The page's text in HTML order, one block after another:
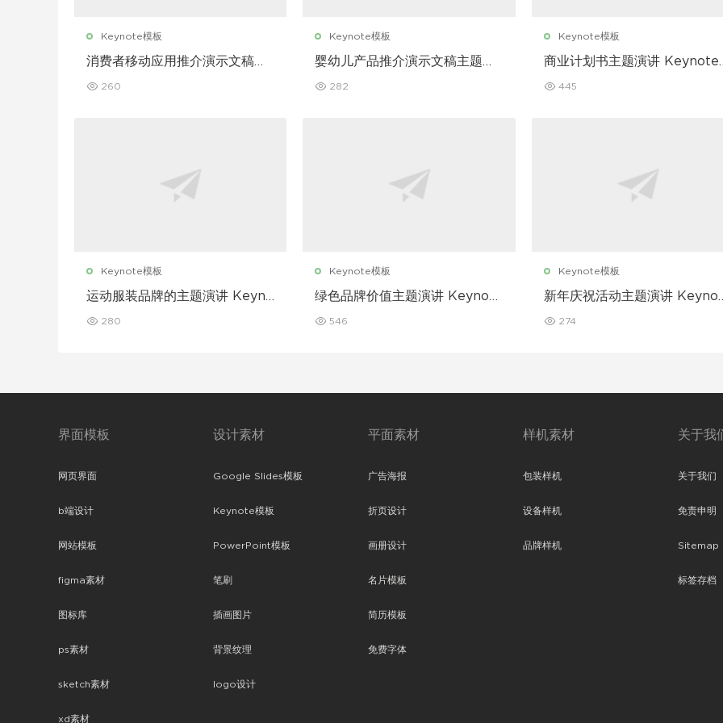
Keynote模板
消费者移动应用推介演示文稿主
260
Keynote模板
婴幼儿产品推介演示文稿主题演
282
Keynote模板
商业计划书主题演讲 Keynote
445
Keynote模板
运动服装品牌的主题演讲 Keyno
280
Keynote模板
绿色品牌价值主题演讲 Keynote
546
Keynote模板
新年庆祝活动主题演讲
274
界面模板
网页界面
b端设计
网站模板
figma素材
图标库
ps素材
sketch素材
xd素材
设计素材
Google Slides模板
Keynote模板
PowerPoint模板
笔刷
插画图片
背景纹理
logo设计
平面素材
广告海报
折页设计
画册设计
名片模板
简历模板
免费字体
样机素材
包装样机
设备样机
品牌样机
关于我
关于我们
免责申明
Sitemap
标签存档